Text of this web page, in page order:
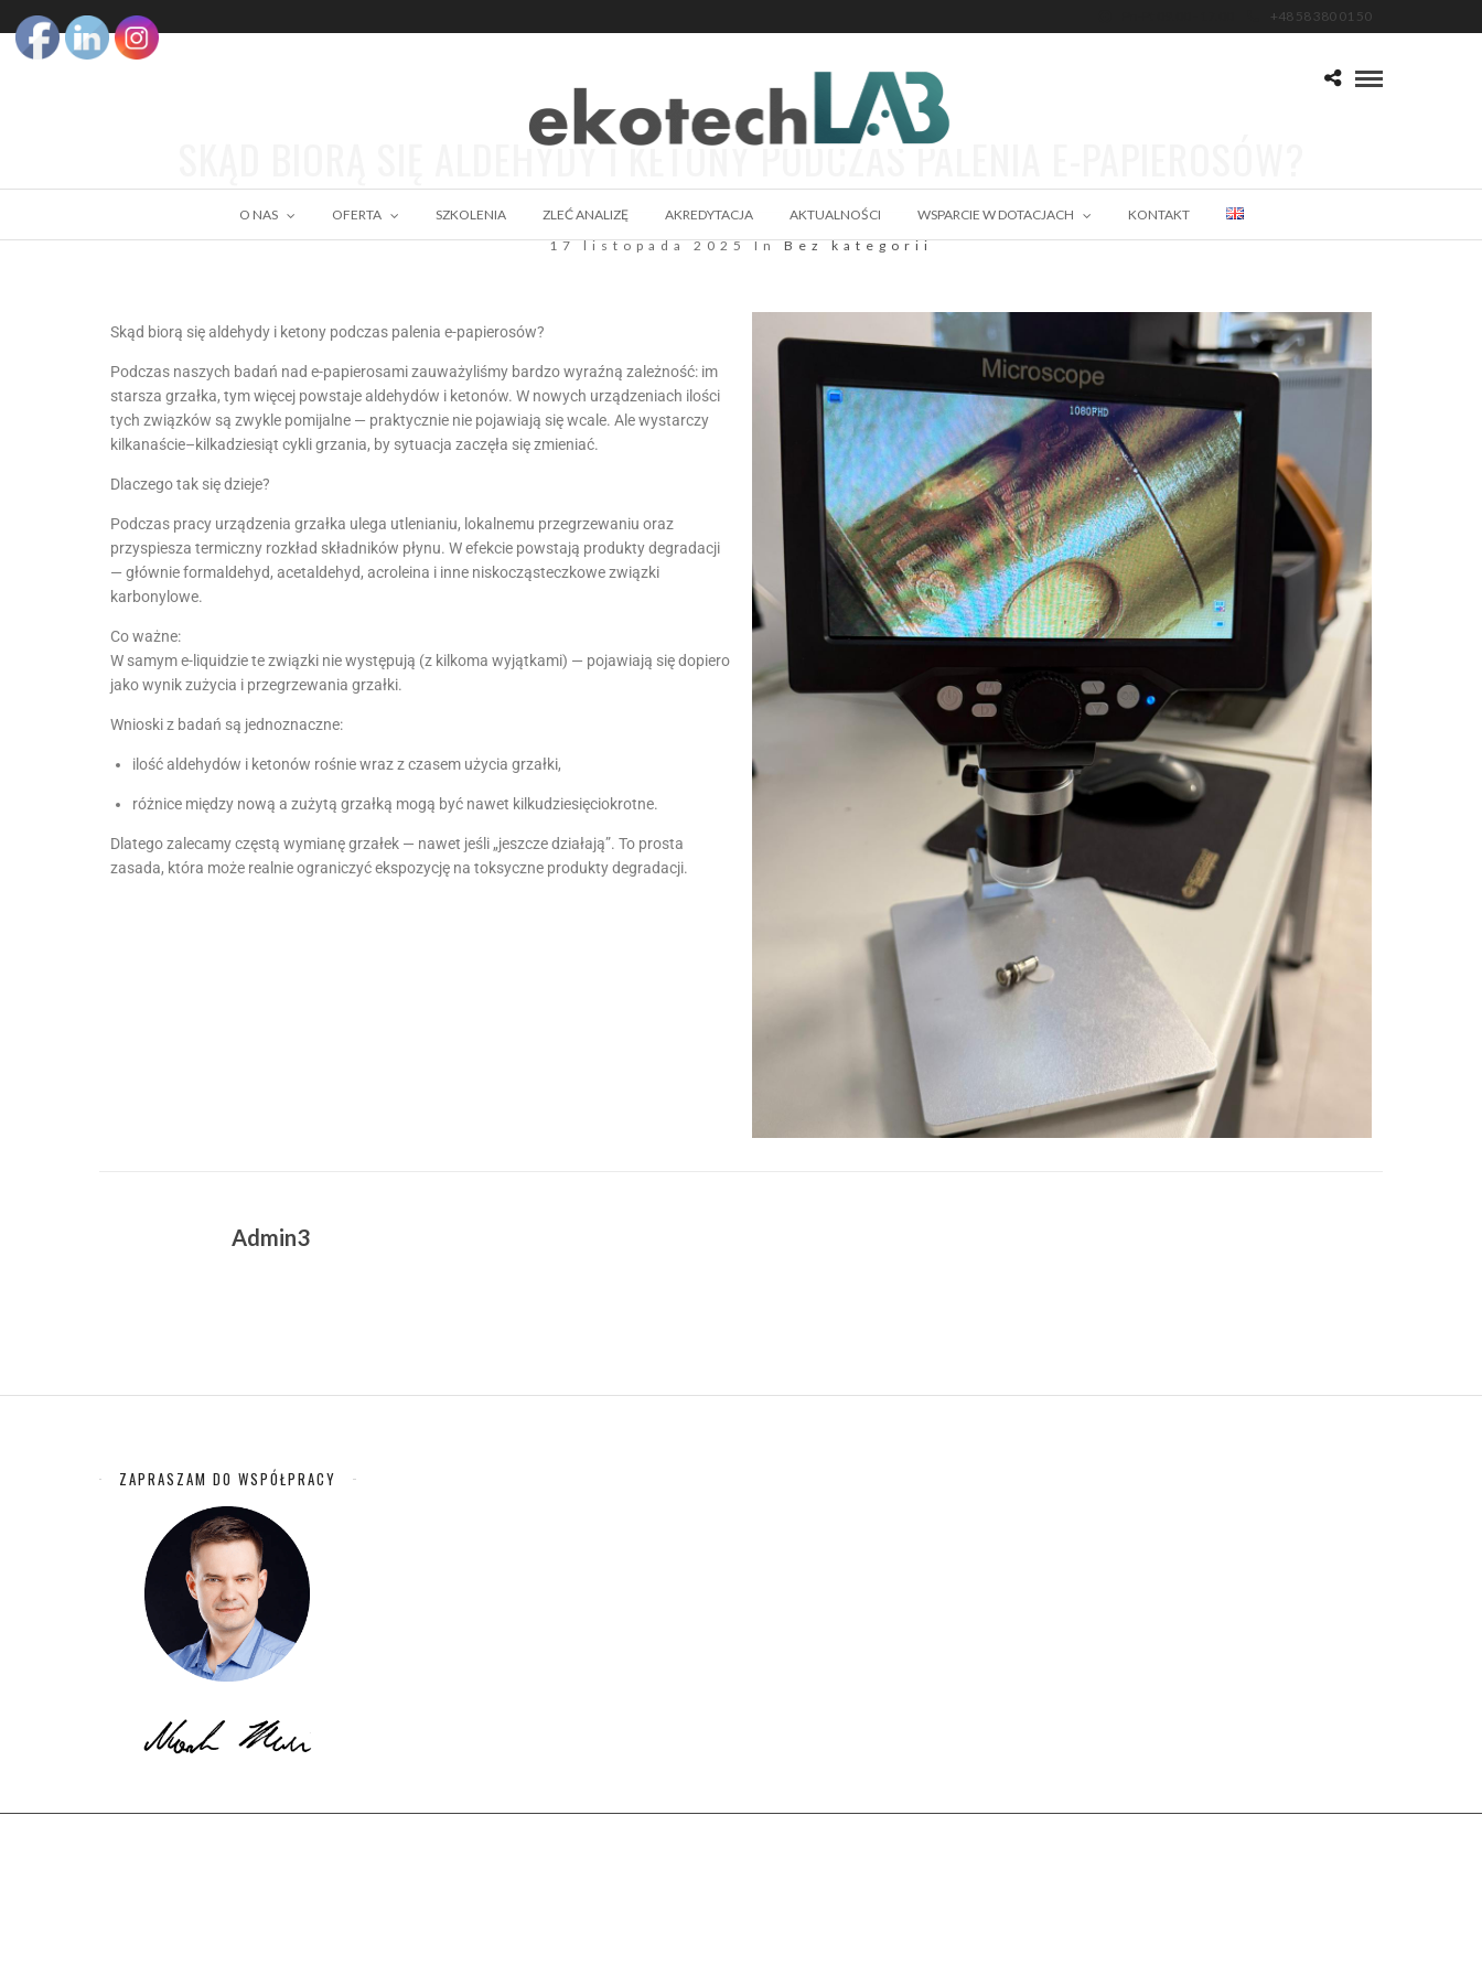
+48 58 380 01 50
O NAS OFERTA SZKOLENIA ZLEĆ ANALIZĘ AKREDYTACJA AKTUALNOŚCI WSPARCIE W DOTACJACH KONTAKT
SKĄD BIORĄ SIĘ ALDEHYDY I KETONY PODCZAS PALENIA E-PAPIEROSÓW?
17 listopada 2025 InBez kategorii
Skąd biorą się aldehydy i ketony podczas palenia e-papierosów?
Podczas naszych badań nad e-papierosami zauważyliśmy bardzo wyraźną zależność: im
starsza grzałka, tym więcej powstaje aldehydów i ketonów. W nowych urządzeniach ilości
tych związków są zwykle pomijalne — praktycznie nie pojawiają się wcale. Ale wystarczy
kilkanaście–kilkadziesiąt cykli grzania, by sytuacja zaczęła się zmieniać.
Dlaczego tak się dzieje?
Podczas pracy urządzenia grzałka ulega utlenianiu, lokalnemu przegrzewaniu oraz
przyspiesza termiczny rozkład składników płynu. W efekcie powstają produkty degradacji
— głównie formaldehyd, acetaldehyd, acroleina i inne niskocząsteczkowe związki
karbonylowe.
Co ważne:
W samym e-liquidzie te związki nie występują (z kilkoma wyjątkami) — pojawiają się dopiero
jako wynik zużycia i przegrzewania grzałki.
Wnioski z badań są jednoznaczne:
ilość aldehydów i ketonów rośnie wraz z czasem użycia grzałki,
różnice między nową a zużytą grzałką mogą być nawet kilkudziesięciokrotne.
Dlatego zalecamy częstą wymianę grzałek — nawet jeśli „jeszcze działają”. To prosta
zasada, która może realnie ograniczyć ekspozycję na toksyczne produkty degradacji.
Admin3
ZAPRASZAM DO WSPÓŁPRACY